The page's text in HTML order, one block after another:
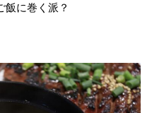
飯に巻く派？